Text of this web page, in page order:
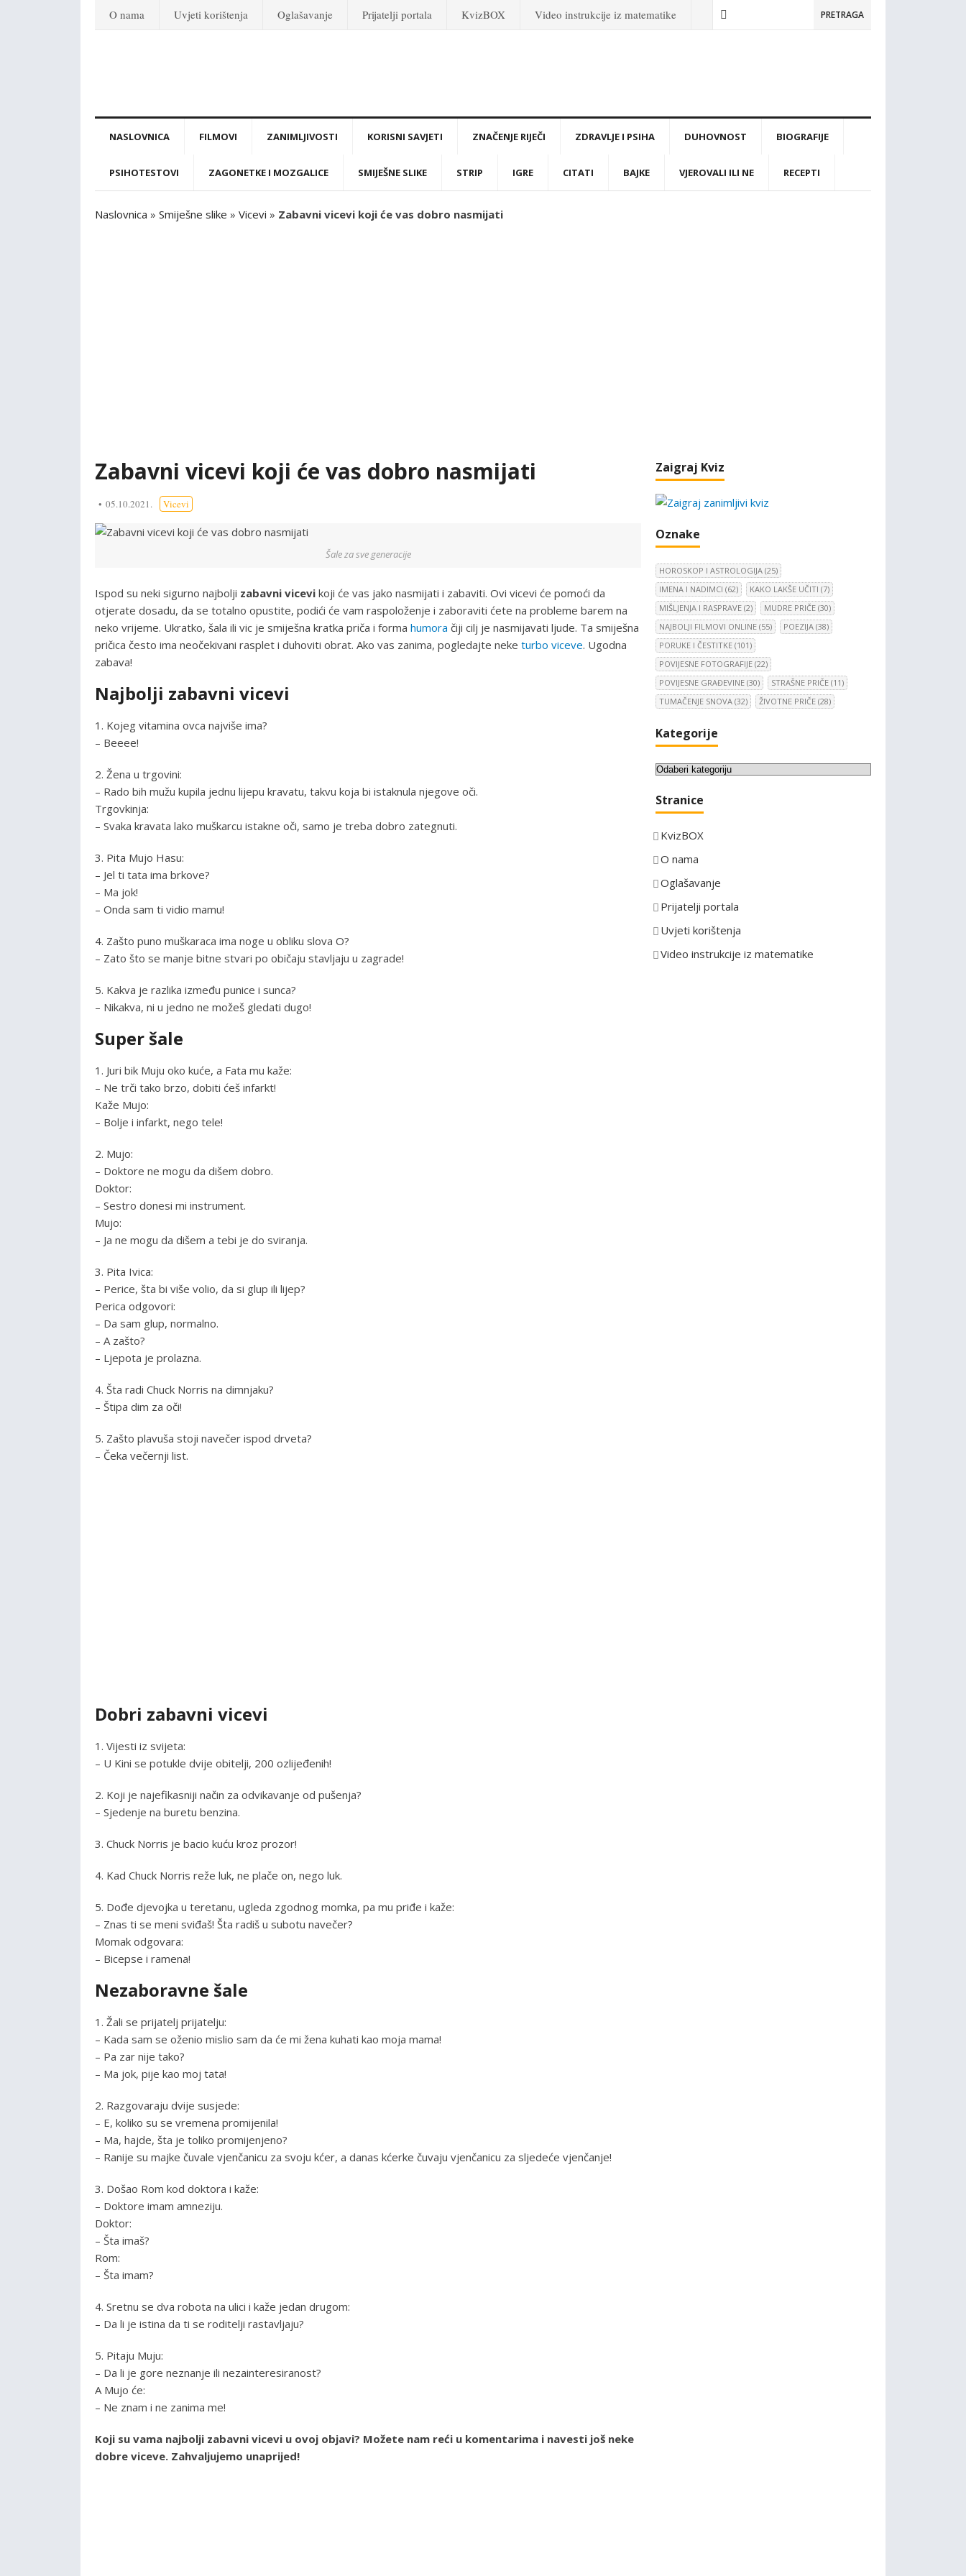
O nama Uvjeti korištenja Oglašavanje Prijatelji portala KvizBOX Video instrukcije iz matematike PRETRAGA
NASLOVNICA FILMOVI ZANIMLJIVOSTI KORISNI SAVJETI ZNAČENJE RIJEČI ZDRAVLJE I PSIHA DUHOVNOST BIOGRAFIJE
PSIHOTESTOVI ZAGONETKE I MOZGALICE SMIJEŠNE SLIKE STRIP IGRE CITATI BAJKE VJEROVALI ILI NE RECEPTI
Naslovnica » Smiješne slike » Vicevi » Zabavni vicevi koji će vas dobro nasmijati
Zabavni vicevi koji će vas dobro nasmijati
05.10.2021. Vicevi
Šale za sve generacije
Ispod su neki sigurno najbolji zabavni vicevi koji će vas jako nasmijati i zabaviti. Ovi vicevi će pomoći da
otjerate dosadu, da se totalno opustite, podići će vam raspoloženje i zaboraviti ćete na probleme barem na
neko vrijeme. Ukratko, šala ili vic je smiješna kratka priča i forma humora čiji cilj je nasmijavati ljude. Ta smiješna
pričica često ima neočekivani rasplet i duhoviti obrat. Ako vas zanima, pogledajte neke turbo viceve. Ugodna
zabava!
Najbolji zabavni vicevi
1. Kojeg vitamina ovca najviše ima?
– Beeee!
2. Žena u trgovini:
– Rado bih mužu kupila jednu lijepu kravatu, takvu koja bi istaknula njegove oči.
Trgovkinja:
– Svaka kravata lako muškarcu istakne oči, samo je treba dobro zategnuti.
3. Pita Mujo Hasu:
– Jel ti tata ima brkove?
– Ma jok!
– Onda sam ti vidio mamu!
4. Zašto puno muškaraca ima noge u obliku slova O?
– Zato što se manje bitne stvari po običaju stavljaju u zagrade!
5. Kakva je razlika između punice i sunca?
– Nikakva, ni u jedno ne možeš gledati dugo!
Super šale
1. Juri bik Muju oko kuće, a Fata mu kaže:
– Ne trči tako brzo, dobiti ćeš infarkt!
Kaže Mujo:
– Bolje i infarkt, nego tele!
2. Mujo:
– Doktore ne mogu da dišem dobro.
Doktor:
– Sestro donesi mi instrument.
Mujo:
– Ja ne mogu da dišem a tebi je do sviranja.
3. Pita Ivica:
– Perice, šta bi više volio, da si glup ili lijep?
Perica odgovori:
– Da sam glup, normalno.
– A zašto?
– Ljepota je prolazna.
4. Šta radi Chuck Norris na dimnjaku?
– Štipa dim za oči!
5. Zašto plavuša stoji navečer ispod drveta?
– Čeka večernji list.
Dobri zabavni vicevi
1. Vijesti iz svijeta:
– U Kini se potukle dvije obitelji, 200 ozlijeđenih!
2. Koji je najefikasniji način za odvikavanje od pušenja?
– Sjedenje na buretu benzina.
3. Chuck Norris je bacio kuću kroz prozor!
4. Kad Chuck Norris reže luk, ne plače on, nego luk.
5. Dođe djevojka u teretanu, ugleda zgodnog momka, pa mu priđe i kaže:
– Znas ti se meni sviđaš! Šta radiš u subotu navečer?
Momak odgovara:
– Bicepse i ramena!
Nezaboravne šale
1. Žali se prijatelj prijatelju:
– Kada sam se oženio mislio sam da će mi žena kuhati kao moja mama!
– Pa zar nije tako?
– Ma jok, pije kao moj tata!
2. Razgovaraju dvije susjede:
– E, koliko su se vremena promijenila!
– Ma, hajde, šta je toliko promijenjeno?
– Ranije su majke čuvale vjenčanicu za svoju kćer, a danas kćerke čuvaju vjenčanicu za sljedeće vjenčanje!
3. Došao Rom kod doktora i kaže:
– Doktore imam amneziju.
Doktor:
– Šta imaš?
Rom:
– Šta imam?
4. Sretnu se dva robota na ulici i kaže jedan drugom:
– Da li je istina da ti se roditelji rastavljaju?
5. Pitaju Muju:
– Da li je gore neznanje ili nezainteresiranost?
A Mujo će:
– Ne znam i ne zanima me!
Koji su vama najbolji zabavni vicevi u ovoj objavi? Možete nam reći u komentarima i navesti još neke
dobre viceve. Zahvaljujemo unaprijed!
Zaigraj Kviz
Oznake
HOROSKOP I ASTROLOGIJA (25)
IMENA I NADIMCI (62) KAKO LAKŠE UČITI (7)
MIŠLJENJA I RASPRAVE (2) MUDRE PRIČE (30)
NAJBOLJI FILMOVI ONLINE (55) POEZIJA (38)
PORUKE I ČESTITKE (101)
POVIJESNE FOTOGRAFIJE (22)
POVIJESNE GRAĐEVINE (30) STRAŠNE PRIČE (11)
TUMAČENJE SNOVA (32) ŽIVOTNE PRIČE (28)
Kategorije
K
t
g
o
i
j
e
Stranice
KvizBOX
O nama
Oglašavanje
Prijatelji portala
Uvjeti korištenja
Video instrukcije iz matematike